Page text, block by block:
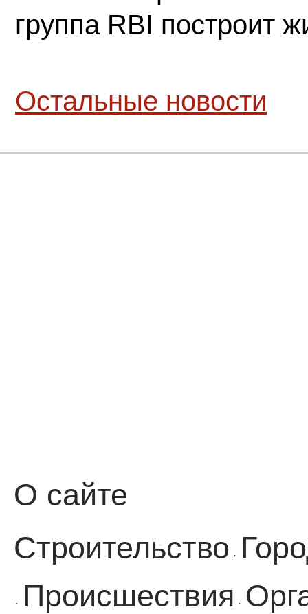
группа RBI построит
Остальные новости
О сайте
Строительство ·
· Происшествия ·